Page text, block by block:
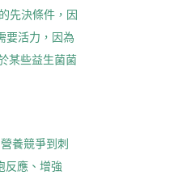
先決條件，因
要活力，因為
某些益生菌菌
養競爭到刺
反應、增強